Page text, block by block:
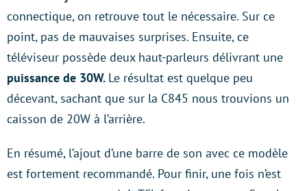
connectique, on retrouve tout le nécessaire. Sur ce
point, pas de mauvaises surprises. Ensuite, ce
téléviseur possède deux haut-parleurs délivrant une
puissance de 30W. Le résultat est quelque peu
décevant, sachant que sur la C845 nous trouvions un
caisson de 20W à l’arrière.
En résumé, l’ajout d’une barre de son avec ce modèle
est fortement recommandé. Pour finir, une fois n’est